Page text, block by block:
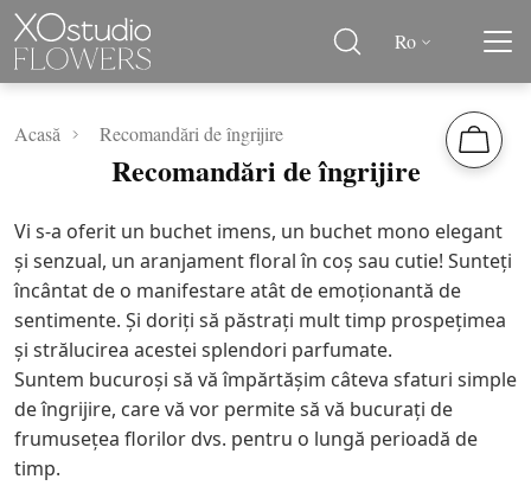
Ro
Acasă Recomandări de îngrijire
Recomandări de îngrijire
Vi s-a oferit un buchet imens, un buchet mono elegant
şi senzual, un aranjament floral în coş sau cutie! Sunteţi
încântat de o manifestare atât de emoționantă de
sentimente. Și doriţi să păstraţi mult timp prospețimea
și strălucirea acestei splendori parfumate.
Suntem bucuroși să vă împărtășim câteva sfaturi simple
de îngrijire, care vă vor permite să vă bucuraţi de
frumusețea florilor dvs. pentru o lungă perioadă de
timp.